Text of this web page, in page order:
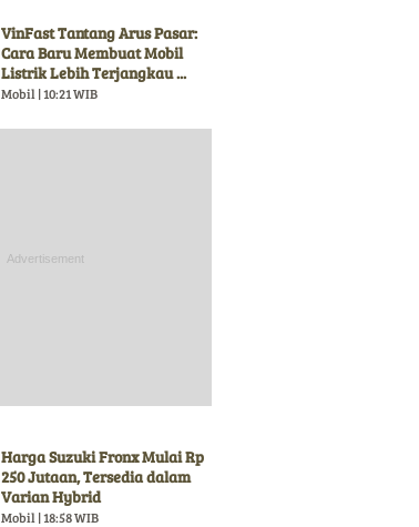
VinFast Tantang Arus Pasar:
Cara Baru Membuat Mobil
Listrik Lebih Terjangkau ...
Mobil | 10:21 WIB
Harga Suzuki Fronx Mulai Rp
250 Jutaan, Tersedia dalam
Varian Hybrid
Mobil | 18:58 WIB